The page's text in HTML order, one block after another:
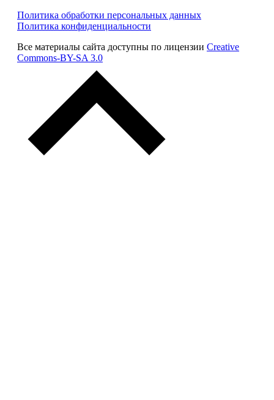
Политика обработки персональных данных
Политика конфиденциальности
Все материалы сайта доступны по лицензии Creative
Commons-BY-SA 3.0